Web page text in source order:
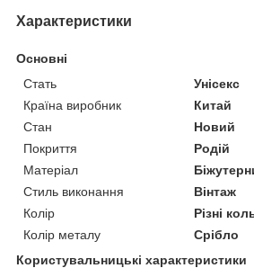
Характеристики
Основні
Стать
Унісекс
Країна виробник
Китай
Стан
Новий
Покриття
Родій
Матеріал
Стиль виконання
Вінтаж
Колір
Різні
Колір металу
Срібло
Користувальницькі характеристики